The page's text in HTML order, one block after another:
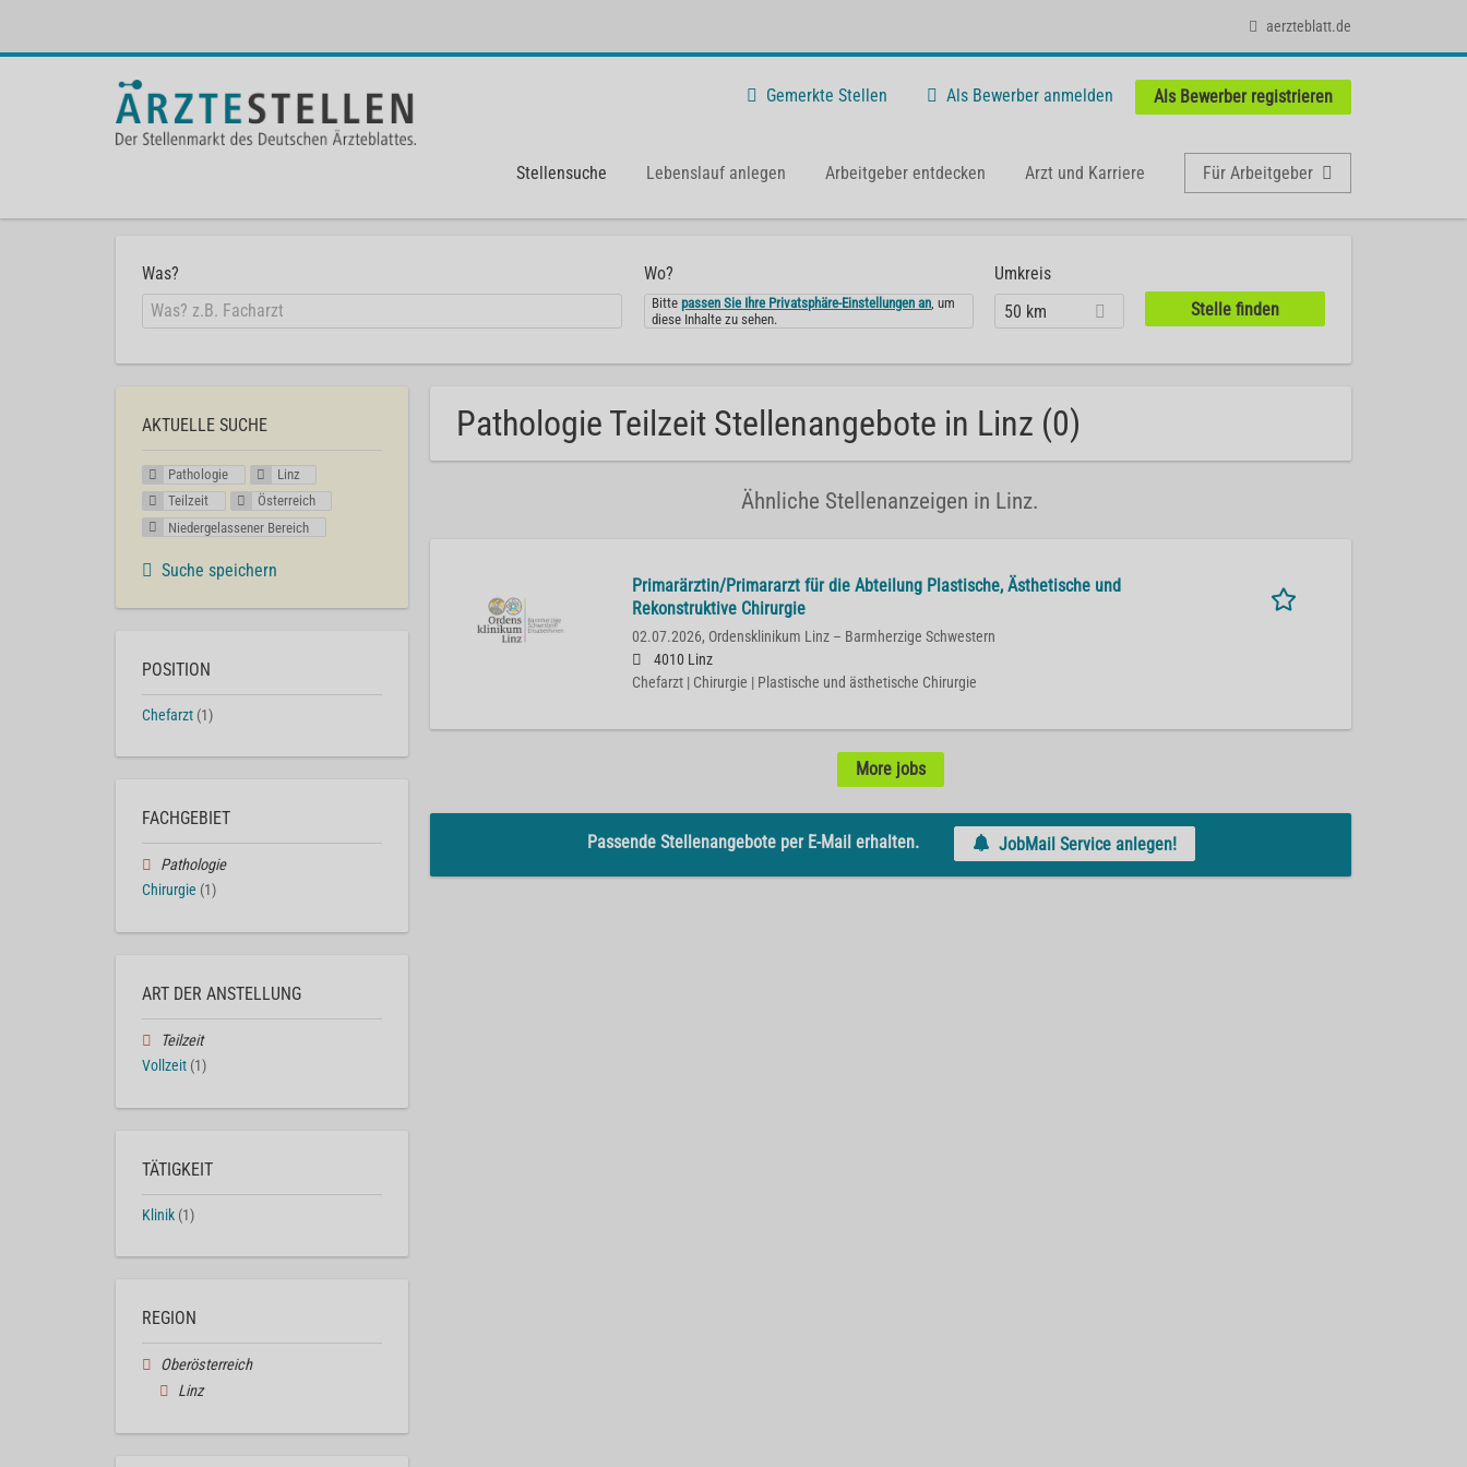
aerzteblatt.de
Gemerkte Stellen Als Bewerber anmelden Als Bewerber registrieren
Stellensuche Lebenslauf anlegen Arbeitgeber entdecken Arzt und Karriere Für Arbeitgeber
Was? Wo?
Bittepassen Sie Ihre Privatsphäre-Einstellungen an, um
diese Inhalte zu sehen.
Umkreis
50 km
Pathologie Teilzeit Stellenangebote in Linz (0)
Ähnliche Stellenanzeigen in Linz.
Primarärztin/Primararzt für die Abteilung Plastische, Ästhetische und
Rekonstruktive Chirurgie
02.07.2026, Ordensklinikum Linz – Barmherzige Schwestern
4010 Linz
Chefarzt | Chirurgie | Plastische und ästhetische Chirurgie
More jobs
Passende Stellenangebote per E-Mail erhalten. JobMail Service anlegen!
AKTUELLE SUCHE
Pathologie
Linz
Teilzeit
Österreich
Niedergelassener Bereich
Suche speichern
POSITION
Chefarzt (1)
FACHGEBIET
Pathologie
Chirurgie (1)
ART DER ANSTELLUNG
Teilzeit
Vollzeit (1)
TÄTIGKEIT
Klinik (1)
REGION
Oberösterreich
Linz